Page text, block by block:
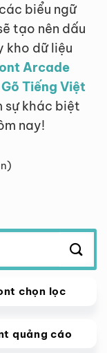
biểu ngữ
tạo nên dấu
kho dữ liệu
Arcade
Tiếng Việt
sự khác biệt
nay!
chọn lọc
quảng cáo